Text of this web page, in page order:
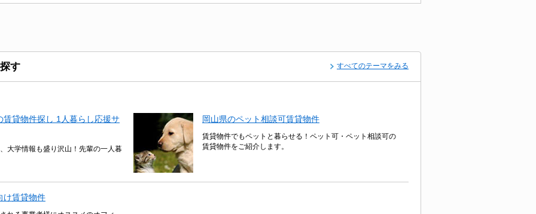
す すべてのテーマをみる
賃貸物件探し 1人暮らし応援サ
大学情報も盛り沢山！先輩の一人暮
岡山県のペット相談可賃貸物件
賃貸物件でもペットと暮らせる！ペット可・ペット相談可の
賃貸物件をご紹介します。
け賃貸物件